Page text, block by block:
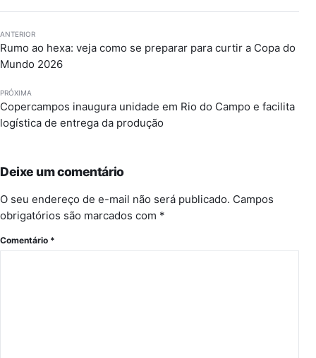
ANTERIOR
Rumo ao hexa: veja como se preparar para curtir a Copa do
Mundo 2026
PRÓXIMA
Copercampos inaugura unidade em Rio do Campo e facilita
logística de entrega da produção
Deixe um comentário
O seu endereço de e-mail não será publicado. Campos
obrigatórios são marcados com *
Comentário *